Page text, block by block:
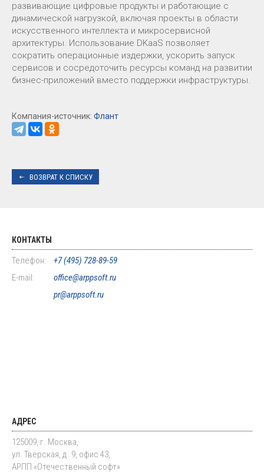
развивающие цифровые продукты и работающие с
динамической нагрузкой, включая проекты в области
искусственного интеллекта и микросервисной
архитектуры. Использование DKaaS позволяет
сократить операционные издержки, ускорить запуск
сервисов и сосредоточить ресурсы команд на развитии
бизнес-приложений вместо поддержки инфраструктуры.
Компания-источник: Флант
ВОЗВРАТ К СПИСКУ
КОНТАКТЫ
Телефон:
+7 (495) 728-89-59
E-mail:
office@arppsoft.ru
pr@arppsoft.ru
АДРЕС
125009, г. Москва,
ул. Тверская, д. 9, офис 43,
АРПП «Отечественный софт»